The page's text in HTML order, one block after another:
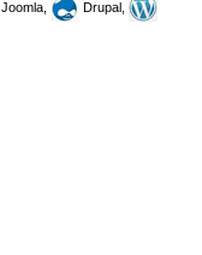
Joomla,
Drupal,